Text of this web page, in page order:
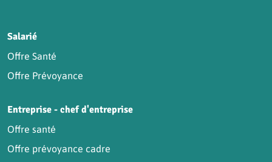
Salarié
Offre Santé
Offre Prévoyance
Entreprise - chef d'entreprise
Offre santé
Offre prévoyance cadre